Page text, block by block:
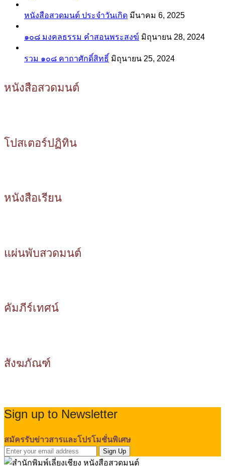
หนังสือสวดมนต์ ประจำวันเกิด มีนาคม 6, 2025
๑๐๘ มงคลธรรม คำสอนพระสงฆ์ มิถุนายน 28, 2024
รวม ๑๐๘ คาถาศักดิ์สิทธิ์ มิถุนายน 25, 2024
หนังสือสวดมนต์
โปสเตอร์ปฏิทิน
หนังสือเรียน
แผ่นพับสวดมนต์
คัมภีร์เทศน์
สังฆภัณฑ์
Sign up to Newsletter
สมัครรับข่าวสารและโปรโมชั่นพิเศษ
Sign Up